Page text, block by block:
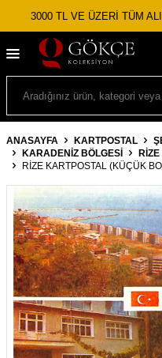
3000 TL VE ÜZERİ TÜM
ANASAYFA KARTPOSTAL
KARADENIZ BÖLGESI
RIZE
RIZE KARTPOSTAL (KÜÇÜK